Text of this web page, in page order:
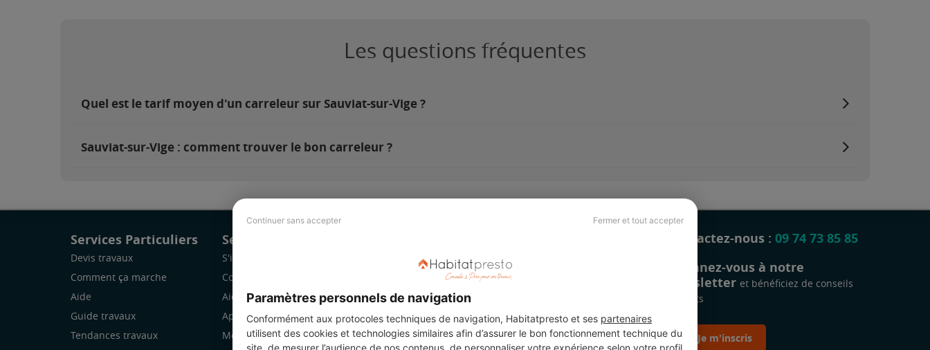
Continuer sans accepter Fermer et tout accepter
Paramètres personnels de navigation
Conformément aux protocoles techniques de navigation, Habitatpresto et ses partenaires
utilisent des cookies et technologies similaires afin d’assurer le bon fonctionnement technique du
site, de mesurer l’audience de nos contenus, de personnaliser votre expérience selon votre profil
Les questions fréquentes
Quel est le tarif moyen d'un carreleur sur Sauviat-sur-Vige ?
Sauviat-sur-Vige : comment trouver le bon carreleur ?
Services Particuliers
Devis travaux
Comment ça marche
Aide
Guide travaux
Tendances travaux
Services Pro
S'inscrire
Comment ça marche
Aide
Application Mobile
Mon espace
Revue de presse
Légal
Charte cookies
Contactez-nous : 09 74 73 85 85
Abonnez-vous à notre
newsletter et bénéficiez de conseils
gratuits
Je m'inscris